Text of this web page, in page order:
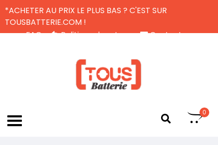
*ACHETER AU PRIX LE PLUS BAS ? C'EST SUR
TOUSBATTERIE.COM !
FAQ
Politique de retour
Contactez-nous
0